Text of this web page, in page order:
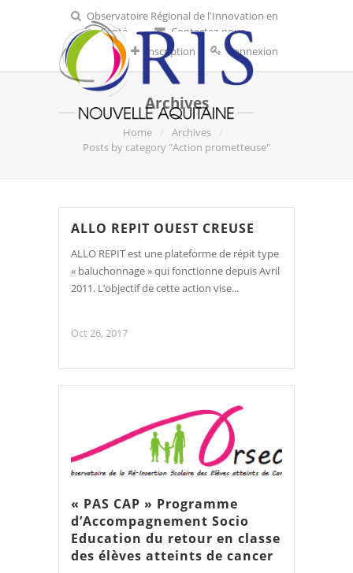
Observatoire Régional de l'Innovation en
Santé
Contactez-nous
Inscription
Connexion
Archives
Home
Archives
Posts by category "Action prometteuse"
ALLO REPIT OUEST CREUSE
ALLO REPIT est une plateforme de répit type
« baluchonnage » qui fonctionne depuis Avril
2011. L’objectif de cette action vise...
Oct 26, 2017
« PAS CAP » Programme
d’Accompagnement Socio
Education du retour en classe
des élèves atteints de cancer